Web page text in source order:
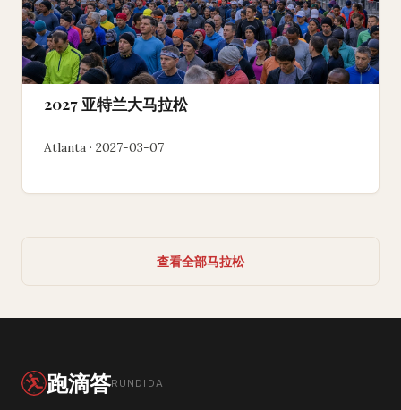
2027 亚特兰大马拉松
Atlanta · 2027-03-07
查看全部马拉松
跑滴答RUNDIDA